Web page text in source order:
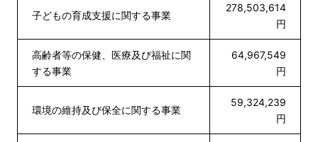
子どもの育成支援に関する事業
278,503,614
円
高齢者等の保健、医療及び福祉に関
する事業
64,967,549
円
環境の維持及び保全に関する事業
59,324,239
円